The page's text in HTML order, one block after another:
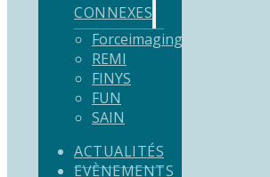
CONNEXES
Forceimaging
REMI
FINYS
FUN
SAIN
ACTUALITÉS
EVÈNEMENTS